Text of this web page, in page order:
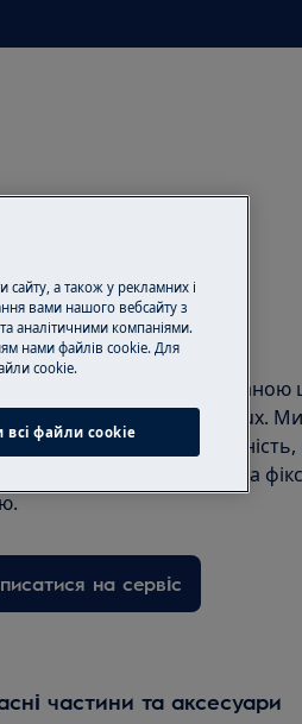
ремонт
ремонт за фіксованою
спеціалістами Electrolux.
і усунемо
запасні частини, за
на сервіс
частини та аксесуари
сайту, а також у рекламних і
вами нашого вебсайту з
аналітичними компаніями.
нами файлів cookie. Для
cookie.
всі файли сookie